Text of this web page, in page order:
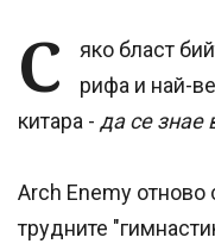
С
яко бласт
рифа и най-
китара - да се знае
Arch Enemy отново
трудните